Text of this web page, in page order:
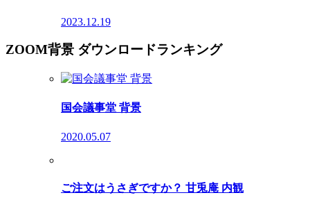
2023.12.19
ZOOM背景 ダウンロードランキング
国会議事堂 背景
2020.05.07
ご注文はうさぎですか？ 甘兎庵 内観